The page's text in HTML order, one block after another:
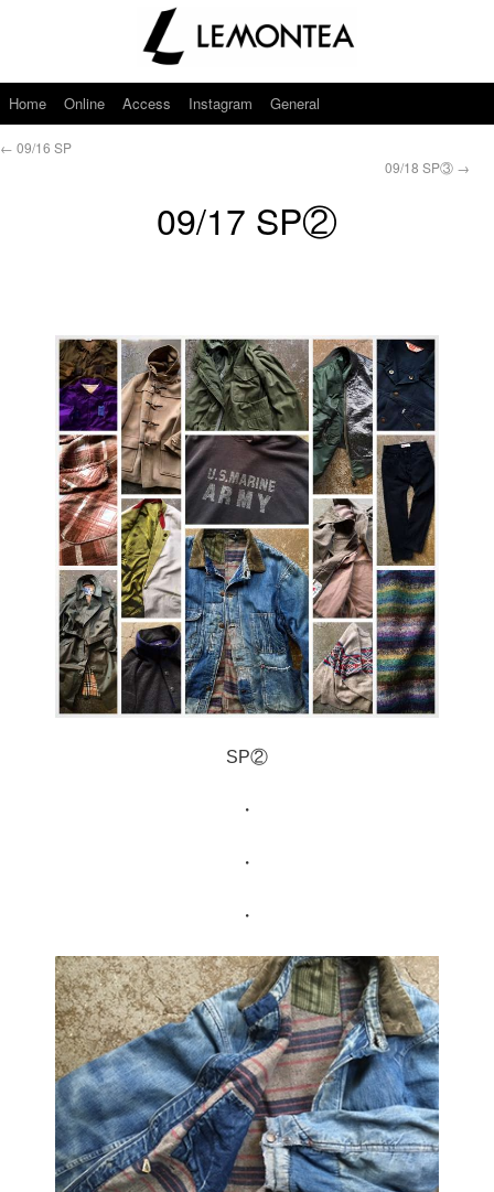
Home Online Access Instagram General
← 09/16 SP
09/18 SP③ →
09/17 SP②
SP②
・
・
・